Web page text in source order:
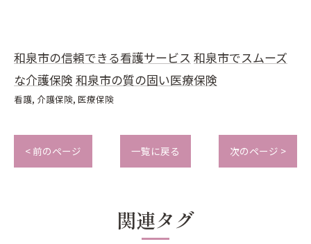
和泉市の信頼できる看護サービス 和泉市でスムーズ
な介護保険 和泉市の質の固い医療保険
看護 介護保険 医療保険
< 前のページ 一覧に戻る 次のページ >
関連タグ